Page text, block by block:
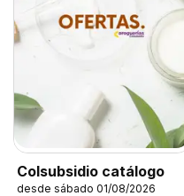
Colsubsidio catálogo
desde sábado 01/08/2026